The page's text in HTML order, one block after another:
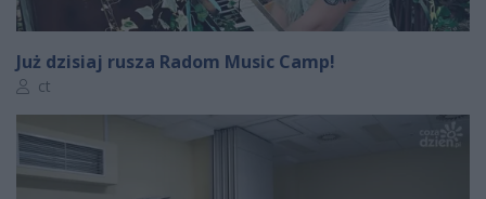
Już dzisiaj rusza Radom Music Camp!
Autor artykułu:
ct